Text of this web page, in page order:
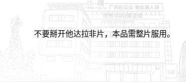
不要掰开他达拉非片，本品需整片服用。